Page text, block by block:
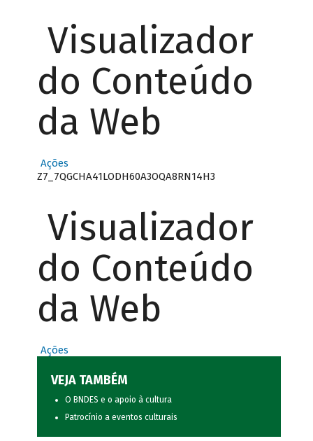
Visualizador
do Conteúdo
da Web
Ações
Z7_7QGCHA41LODH60A3OQA8RN14H3
Visualizador
do Conteúdo
da Web
Ações
VEJA TAMBÉM
O BNDES e o apoio à cultura
Patrocínio a eventos culturais